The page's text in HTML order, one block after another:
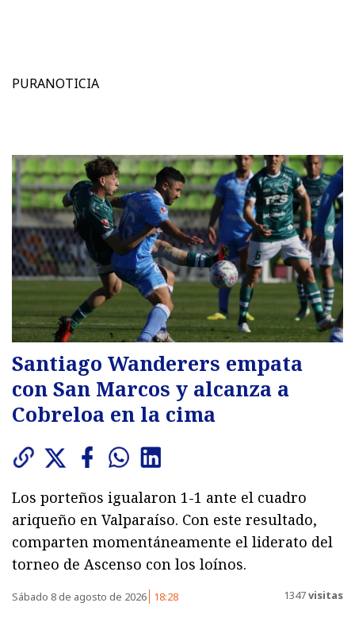
PURANOTICIA
Santiago Wanderers empata
con San Marcos y alcanza a
Cobreloa en la cima
Los porteños igualaron 1-1 ante el cuadro
ariqueño en Valparaíso. Con este resultado,
comparten momentáneamente el liderato del
torneo de Ascenso con los loínos.
Sábado 8 de agosto de 2026 18:28 1347visitas